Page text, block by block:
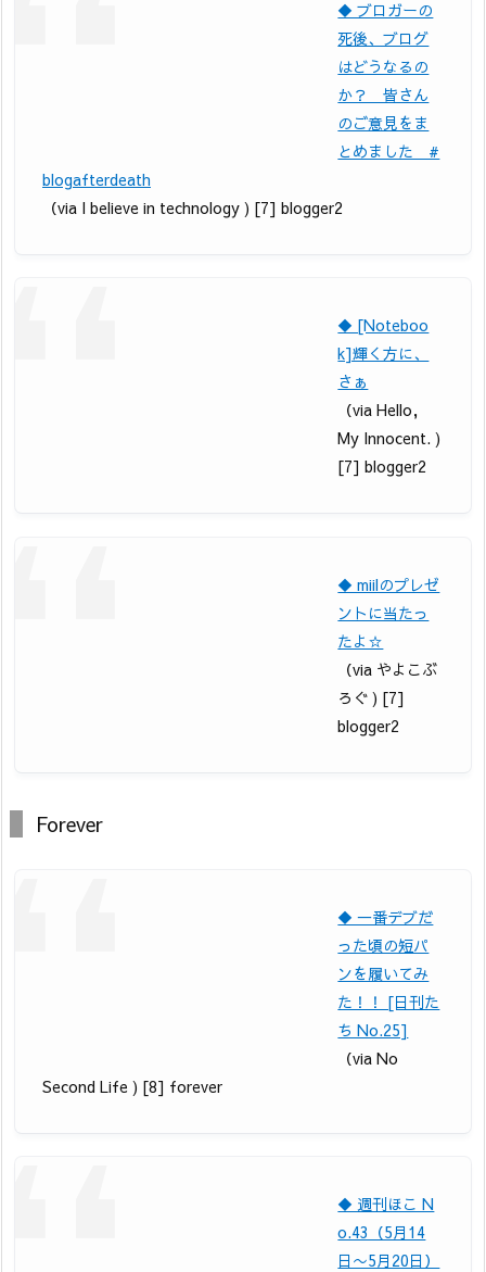
◆ ブロガーの
死後、ブログ
はどうなるの
か？ 皆さん
のご意見をま
とめました #
blogafterdeath
（via I believe in technology ) [7] blogger2
◆ [Noteboo
k]輝く方に、
さぁ
（via Hello,
My Innocent. )
[7] blogger2
◆ miilのプレゼ
ントに当たっ
たよ☆
（via やよこぶ
ろぐ ) [7]
blogger2
Forever
◆ 一番デブだ
った頃の短パ
ンを履いてみ
た！！ [日刊た
ち No.25]
（via No
Second Life ) [8] forever
◆ 週刊ほこ N
o.43（5月14
日〜5月20日）